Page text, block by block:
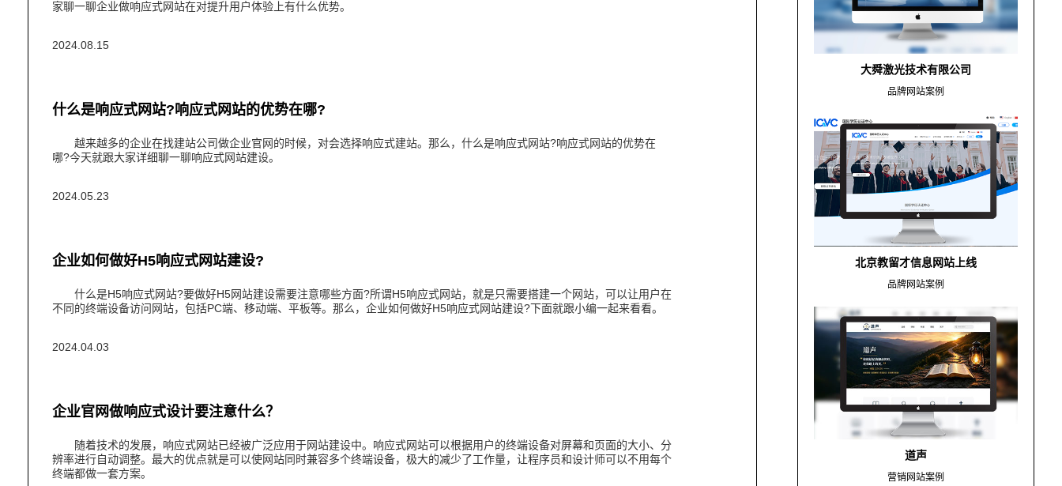
家聊一聊企业做响应式网站在对提升用户体验上有什么优势。
2024.08.15
什么是响应式网站?响应式网站的优势在哪?
越来越多的企业在找建站公司做企业官网的时候，对会选择响应式建站。那么，什么是响应式网站?响应式网站的优势在
哪?今天就跟大家详细聊一聊响应式网站建设。
2024.05.23
企业如何做好H5响应式网站建设?
什么是H5响应式网站?要做好H5网站建设需要注意哪些方面?所谓H5响应式网站，就是只需要搭建一个网站，可以让用户在
不同的终端设备访问网站，包括PC端、移动端、平板等。那么，企业如何做好H5响应式网站建设?下面就跟小编一起来看看。
2024.04.03
企业官网做响应式设计要注意什么？
随着技术的发展，响应式网站已经被广泛应用于网站建设中。响应式网站可以根据用户的终端设备对屏幕和页面的大小、分
辨率进行自动调整。最大的优点就是可以使网站同时兼容多个终端设备，极大的减少了工作量，让程序员和设计师可以不用每个
终端都做一套方案。
大舜激光技术有限公司
品牌网站案例
北京教留才信息网站上线
品牌网站案例
道声
营销网站案例